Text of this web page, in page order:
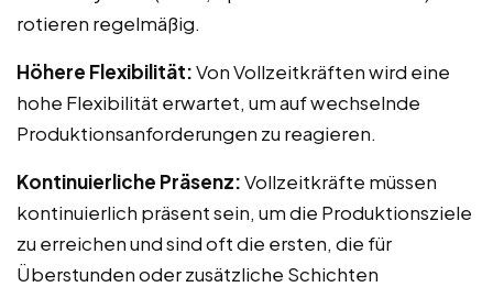
rotieren regelmäßig.
Höhere Flexibilität:Von Vollzeitkräften wird eine
hohe Flexibilität erwartet, um auf wechselnde
Produktionsanforderungen zu reagieren.
Kontinuierliche Präsenz:Vollzeitkräfte müssen
kontinuierlich präsent sein, um die Produktionsziele
zu erreichen und sind oft die ersten, die für
Überstunden oder zusätzliche Schichten